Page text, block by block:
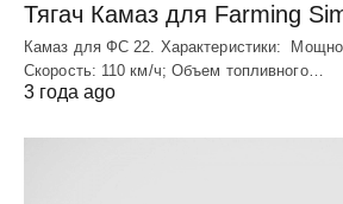
Тягач Камаз для Farming
Камаз для ФС 22. Характеристики:
Скорость: 110 км/ч; Объем топливного…
3 года ago